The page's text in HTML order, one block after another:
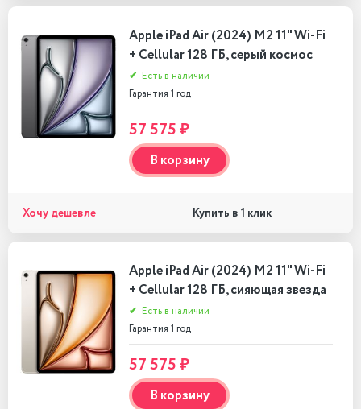
Apple iPad Air (2024) M2 11" Wi-Fi
+ Cellular 128 ГБ, серый космос
✔ Есть в наличии
Гарантия 1 год
57 575 ₽
В корзину
Хочу дешевле Купить в 1 клик
Apple iPad Air (2024) M2 11" Wi-Fi
+ Cellular 128 ГБ, сияющая звезда
✔ Есть в наличии
Гарантия 1 год
57 575 ₽
В корзину